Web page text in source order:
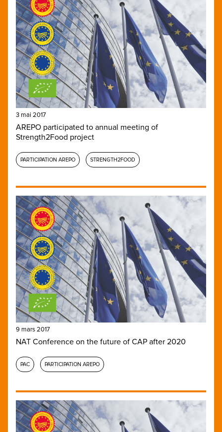
3 mai 2017
AREPO participated to annual meeting of
Strength2Food project
PARTICIPATION AREPO STRENGTH2FOOD
9 mars 2017
NAT Conference on the future of CAP after 2020
PAC PARTICIPATION AREPO